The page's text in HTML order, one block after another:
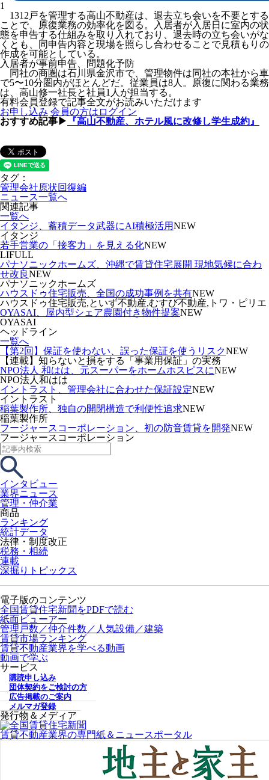
1
1312戸を管理する高山不動産は、退去立ち会いを不要とする
ことで、原復業務の効率化を図る。入居者が入居日に室内の状
態を申告する仕組みを取り入れており、退去時の立ち会いがな
くとも、同申告内容と現場を照らし合わせることで見積もりの
作成を可能としている。
入居者が事前申告、問題化予防
同社の商圏は石川県金沢市で、管理物件は同社の本社から車
で5〜10分圏内がほとんどだ。従業員は8人。原復に関わる業務
は、高山修一社長と社員1人が担当する。
有料会員登録で記事全文がお読みいただけます
お申し込み 会員の方はログイン
おすすめ記事▶
『高山不動産、ホテル風に改修し学生成約』
タグ：
管理会社原状回復編
ニュース一覧へ
関連記事
一覧へ
イタンジ、蓄積データ武器にAI積極活用NEW
イタンジ
若手営業の「接客力」を見える化NEW
LIFULL
パナソニックホームズ、沖縄で賃貸住宅展開 現地気候に合わ
せ改良NEW
パナソニックホームズ
ハウスドゥ住宅販売、全国の成功事例を共有NEW
ハウスドゥ住宅販売,といず不動産,むすび不動産,トワ・ピリエ
OYASAI、屋内型シェア農園付き物件提案NEW
OYASAI
ヘッドライン
一覧へ
【第2回】保証を使わない、誤った保証を使うリスクNEW
【連載】知らないと損をする「事業用保証」の実務
NPO法人 和はは、元スーパーをホームホスピスにNEW
NPO法人和はは
イントラスト、管理会社に合わせた保証設定NEW
イントラスト
稲葉製作所、独自の開閉構造で利便性追求NEW
稲葉製作所
フージャースコーポレーション、初の防音賃貸を開発NEW
フージャースコーポレーション
インタビュー
業界ニュース
管理・仲介業
商品
ランキング
統計データ
法律・制度改正
税務・相続
連載
深掘りトピックス
電子版のコンテンツ
全国賃貸住宅新聞をPDFで読む
紙面ビューアー
管理戸数／仲介件数／人気設備／建築
賃貸市場ランキング
賃貸不動産業界を学べる動画
動画で学ぶ
サービス
購読申し込み
団体契約をご検討の方
広告掲載のご案内
メルマガ登録
発行物＆メディア
賃貸不動産業界の専門紙＆ニュースポータル